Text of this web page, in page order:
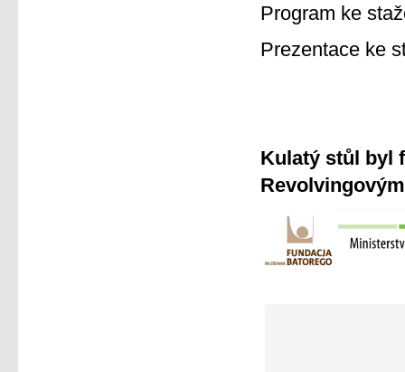
Program ke
Prezentace ke
Kulatý stůl byl